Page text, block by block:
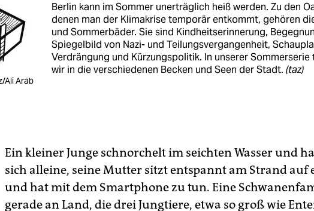
Ali Arab
Berlin kann im Sommer unerträglich heiß werden. Zu den
denen man der Klimakrise temporär entkommt, gehören
und Sommerbäder. Sie sind Kindheitserinnerung,
Spiegelbild von Nazi- und Teilungsvergangenheit,
Verdrängung und Kürzungspolitik. In unserer Sommer­serie
wir in die verschiedenen Becken und Seen der Stadt. (taz)
Ein kleiner Junge schnorchelt im seichten Wasser und
sich alleine, seine Mutter sitzt entspannt am Strand auf
und hat mit dem Smartphone zu tun. Eine
gerade an Land, die drei Jungtiere, etwa so groß wie